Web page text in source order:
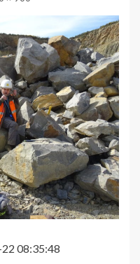
08:35:48